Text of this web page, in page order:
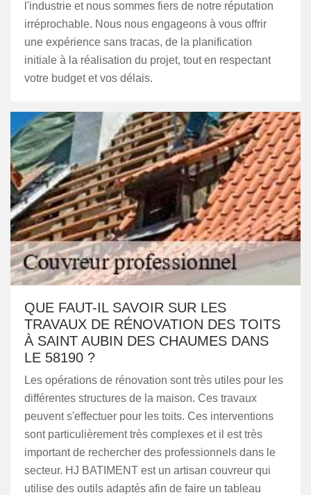
l'industrie et nous sommes fiers de notre réputation
irréprochable. Nous nous engageons à vous offrir
une expérience sans tracas, de la planification
initiale à la réalisation du projet, tout en respectant
votre budget et vos délais.
QUE FAUT-IL SAVOIR SUR LES
TRAVAUX DE RÉNOVATION DES TOITS
À SAINT AUBIN DES CHAUMES DANS
LE 58190 ?
Les opérations de rénovation sont très utiles pour les
différentes structures de la maison. Ces travaux
peuvent s'effectuer pour les toits. Ces interventions
sont particulièrement très complexes et il est très
important de rechercher des professionnels dans le
secteur. HJ BATIMENT est un artisan couvreur qui
utilise des outils adaptés afin de faire un tableau